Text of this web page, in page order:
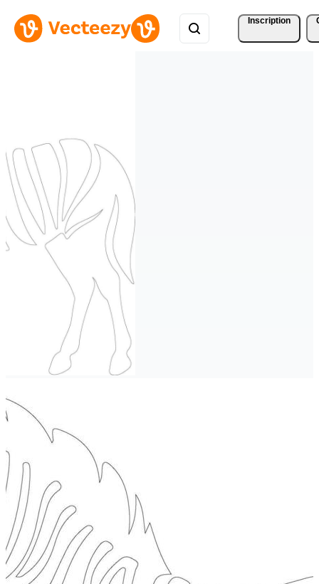
Inscription